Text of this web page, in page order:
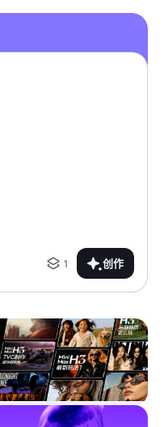
1
创作